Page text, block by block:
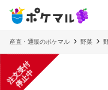
産直・通販のポケマル 野菜
注
文
受
付
停
止
中